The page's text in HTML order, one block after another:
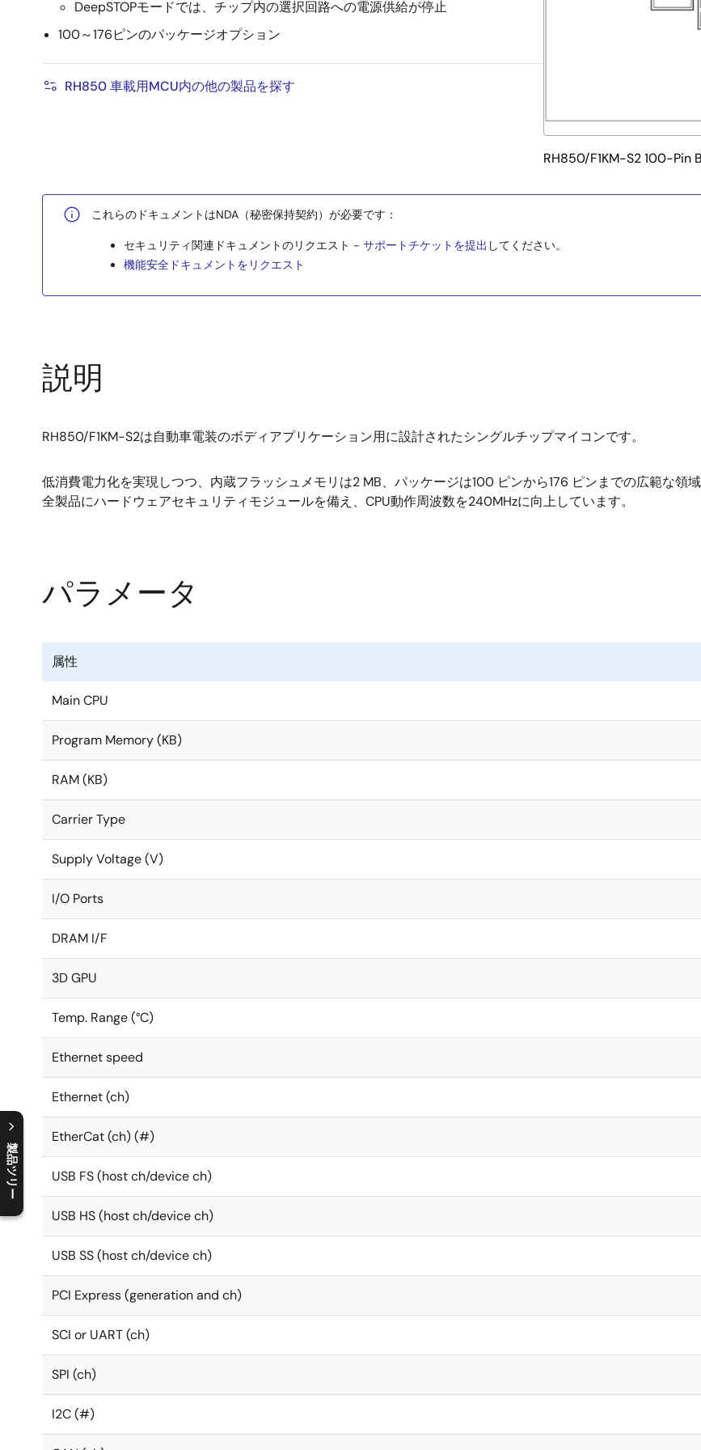
製品ツリー
C
l
o
s
e
p
r
o
d
u
c
t
t
r
e
e
m
e
n
O
p
e
n
p
r
o
d
u
c
t
t
r
e
e
m
e
n
DeepSTOPモードでは、チップ内の選択回路への電源供給が停止
100～176ピンのパッケージオプション
RH850 車載用MCU内の他の製品を探す
RH850/F1KM-S2 100-Pin
これらのドキュメントはNDA（秘密保持契約）が必要です：
セキュリティ関連ドキュメントのリクエスト - サポートチケットを提出 してください。
機能安全ドキュメントをリクエスト
説明
RH850/F1KM-S2は自動車電装のボディアプリケーション用に設計されたシングルチップマイコンです。
低消費電力化を実現しつつ、内蔵フラッシュメモリは2 MB、パッケージは100 ピンから176 ピンまでの広範な領
全製品にハードウェアセキュリティモジュールを備え、CPU動作周波数を240MHzに向上しています。
パラメータ
属性
Main CPU
Program Memory (KB)
RAM (KB)
Carrier Type
Supply Voltage (V)
I/O Ports
DRAM I/F
3D GPU
Temp. Range (°C)
Ethernet speed
Ethernet (ch)
EtherCat (ch) (#)
USB FS (host ch/device ch)
USB HS (host ch/device ch)
USB SS (host ch/device ch)
PCI Express (generation and ch)
SCI or UART (ch)
SPI (ch)
I2C (#)